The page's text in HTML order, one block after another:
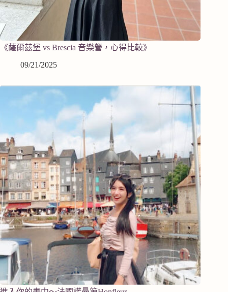
《薩爾茲堡 vs Brescia 音樂營，心得比較》
09/21/2025